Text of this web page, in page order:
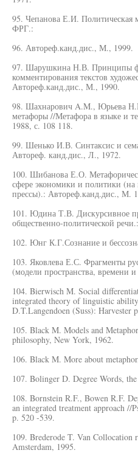
95. Чепанова Е.И. Политическая
ФРГ.:
96. Автореф.канд.дис., М., 1999.
97. Шарушкина Н.В. Принципы
комментирования текстов
Автореф.канд.дис., М., 1990.
98. Шахнарович A.M., Юрьева
метафоры //Метафора в языке и
1988, с. 108 118.
99. Шенько И.В. Синтаксис и
Автореф. канд.дис., Л., 1972.
100. Шибанова Е.О.
сфере экономики и политики (на
прессы).: Автореф.канд.дис., М.
101. Юдина Т.В. Дискурсивное
общественно-политической
102. Юнг К.Г.Сознание и
103. Яковлева Е.С. Фрагменты
(модели пространства, времени
104. Bierwisch M. Social
integrated theory of linguistic
D.T.Langendoen (Suss): Harvester
105. Black M. Models and
philosophy, New York, 1962.
106. Black M. More about
107. Bolinger D. Degree Words,
108. Bornstein R.F., Bowen R.F.
an integrated treatment approach
p. 520 -539.
109. Brederode T. Van Collocation
Amsterdam, 1995.